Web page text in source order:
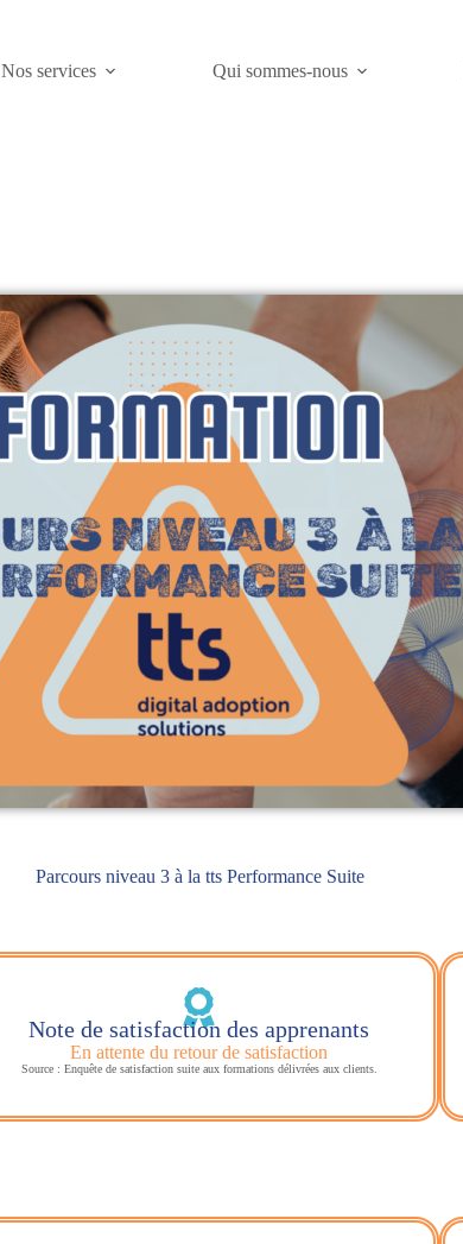
Nos services Qui sommes-nous
Parcours niveau 3 à la tts Performance Suite
Note de satisfaction des apprenants
En attente du retour de satisfaction
Source : Enquête de satisfaction suite aux formations délivrées aux clients.